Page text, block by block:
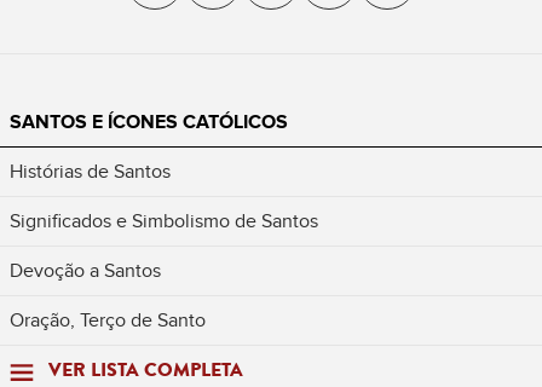
SANTOS E ÍCONES CATÓLICOS
Histórias de Santos
Significados e Simbolismo de Santos
Devoção a Santos
Oração, Terço de Santo
VER LISTA COMPLETA